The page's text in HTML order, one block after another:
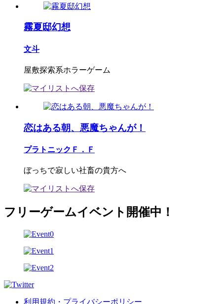
霧夏邸幻想
文斗
屋敷探索系ホラーゲーム
恋はある朝、悪魔ちゃんが！
プラトニックＦ．Ｆ
ぼっちで寂しい社畜の貴方へ
フリーゲームイベント開催中！
利用規約・プライバシーポリシー